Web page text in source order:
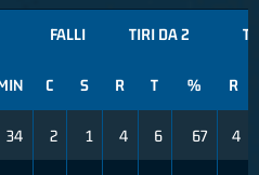
FALLI TIRI DA 2
C S R T % R
34 2 1 4 6 67 4